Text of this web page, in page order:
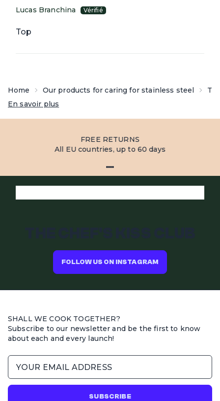
Lucas Branchina
Top
Home Our products for caring for stainless steel
En savoir plus
FREE RETURNS
All EU countries, up to 60 days
FOLLOW US ON INSTAGRAM
SHALL WE COOK TOGETHER?
Subscribe to our newsletter and be the first to know
about each and every launch!
SUBSCRIBE